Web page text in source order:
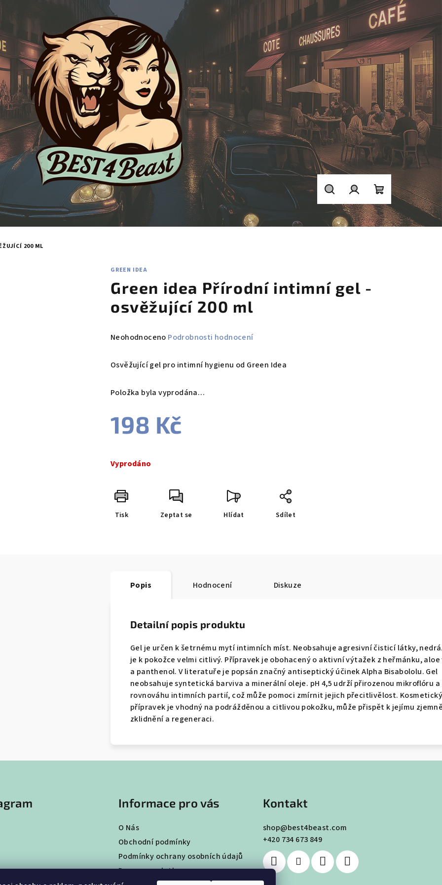
HledatPřihlášeníNákupní
200 ML
GREEN IDEA
Green idea Přírodní intimní gel -
osvěžující 200 ml
Průměrné
produktu
z
hvězdiček.
Neohodnoceno Podrobnosti hodnocení
Osvěžující gel pro intimní hygienu od Green Idea
Položka byla vyprodána…
198 Kč
cena:
Vyprodáno
Tisk Zeptat se Hlídat Sdílet
Popis Hodnocení Diskuze
Detailní popis produktu
Gel je určen k šetrnému mytí intimních míst. Neobsahuje agresivní čisticí látky,
je k pokožce velmi citlivý. Přípravek je obohacený o aktivní výtažek z heřmánku,
a panthenol. V literatuře je popsán značný antiseptický účinek Alpha Bisabololu. Gel
neobsahuje syntetická barviva a minerální oleje. pH 4,5 udrží přirozenou mikroflóru a
rovnováhu intimních partií, což může pomoci zmírnit jejich přecitlivělost.
přípravek je vhodný na podrážděnou a citlivou pokožku, může přispět k jejímu
zklidnění a regeneraci.
Informace pro vás
O Nás
Obchodní podmínky
Podmínky ochrany osobních údajů
Doprava a platba
Kontakt
shop@best4beast.com
+420 734 673 849